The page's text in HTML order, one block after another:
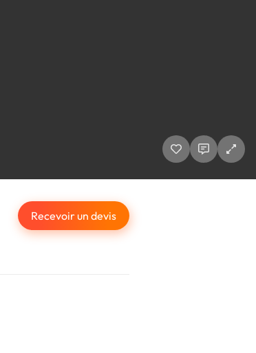
Recevoir un devis